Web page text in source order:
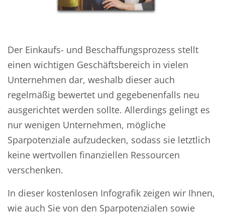
Der Einkaufs- und Beschaffungsprozess stellt
einen wichtigen Geschäftsbereich in vielen
Unternehmen dar, weshalb dieser auch
regelmäßig bewertet und gegebenenfalls neu
ausgerichtet werden sollte. Allerdings gelingt es
nur wenigen Unternehmen, mögliche
Sparpotenziale aufzudecken, sodass sie letztlich
keine wertvollen finanziellen Ressourcen
verschenken.
In dieser kostenlosen Infografik zeigen wir Ihnen,
wie auch Sie von den Sparpotenzialen sowie